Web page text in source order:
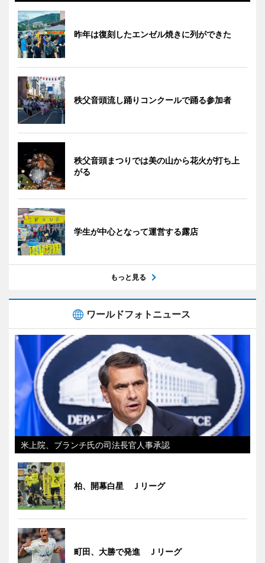
昨年は復刻したエンゼル焼きに列ができた
秩父音頭流し踊りコンクールで踊る参加者
秩父音頭まつりでは美の山から花火が打ち上
がる
学生が中心となって運営する露店
もっと見る
ワールドフォトニュース
米上院、ブランチ氏の司法長官人事承認
柏、開幕白星 Ｊリーグ
町田、大勝で発進 Ｊリーグ